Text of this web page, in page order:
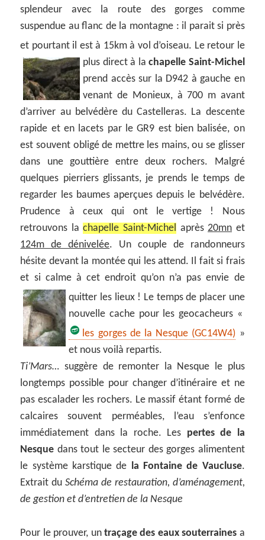
splendeur avec la route des gorges comme
suspendue au flanc de la montagne : il parait si près
et pourtant il est à 15km à vol d’oiseau. Le retour le
plus direct à lachapelle Saint-Michel
prend accès sur la D942 à gauche en
venant de Monieux, à 700 m avant
d’arriver au belvédère du Castelleras. La descente
rapide et en lacets par le GR9 est bien balisée, on
est souvent obligé de mettre les mains, ou se glisser
dans une gouttière entre deux rochers. Malgré
quelques pierriers glissants, je prends le temps de
regarder les baumes aperçues depuis le belvédère.
Prudence à ceux qui ont le vertige ! Nous
retrouvons lachapelle Saint-Michel après20mn et
124m de dénivelée. Un couple de randonneurs
hésite devant la montée qui les attend. Il fait si frais
et si calme à cet endroit qu’on n’a pas envie de
quitter les lieux ! Le temps de placer une
nouvelle cache pour les geocacheurs «
les gorges de la Nesque (GC14W4) »
et nous voilà repartis.
Ti’Mars… suggère de remonter la Nesque le plus
longtemps possible pour changer d’itinéraire et ne
pas escalader les rochers. Le massif étant formé de
calcaires souvent perméables, l’eau s’enfonce
immédiatement dans la roche. Les pertes de la
Nesque dans tout le secteur des gorges alimentent
le système karstique de la Fontaine de Vaucluse.
Extrait duSchéma de restauration, d’aménagement,
de gestion et d’entretien de la Nesque
Pour le prouver, un traçage des eaux souterraines a